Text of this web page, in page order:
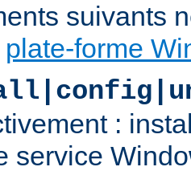
suivants
plate-forme
:
service